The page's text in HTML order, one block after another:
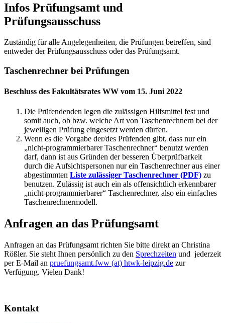
Infos Prüfungsamt und
Prüfungsausschuss
Zuständig für alle Angelegenheiten, die Prüfungen betreffen, sind
entweder der Prüfungsausschuss oder das Prüfungsamt.
Taschenrechner bei Prüfungen
Beschluss des Fakultätsrates WW vom 15. Juni 2022
Die Prüfendenden legen die zulässigen Hilfsmittel fest und
somit auch, ob bzw. welche Art von Taschenrechnern bei der
jeweiligen Prüfung eingesetzt werden dürfen.
Wenn es die Vorgabe der/des Prüfenden gibt, dass nur ein
„nicht-programmierbarer Taschenrechner“ benutzt werden
darf, dann ist aus Gründen der besseren Überprüfbarkeit
durch die Aufsichtspersonen nur ein Taschenrechner aus einer
abgestimmten Liste zulässiger Taschenrechner (PDF) zu
benutzen. Zulässig ist auch ein als offensichtlich erkennbarer
„nicht-programmierbarer“ Taschenrechner, also ein einfaches
Taschenrechnermodell.
Anfragen an das Prüfungsamt
Anfragen an das Prüfungsamt richten Sie bitte direkt an Christina
Rößler. Sie steht Ihnen persönlich zu den Sprechzeiten und jederzeit
per E-Mail an pruefungsamt.fww (at) htwk-leipzig.de zur
Verfügung. Vielen Dank!
Kontakt